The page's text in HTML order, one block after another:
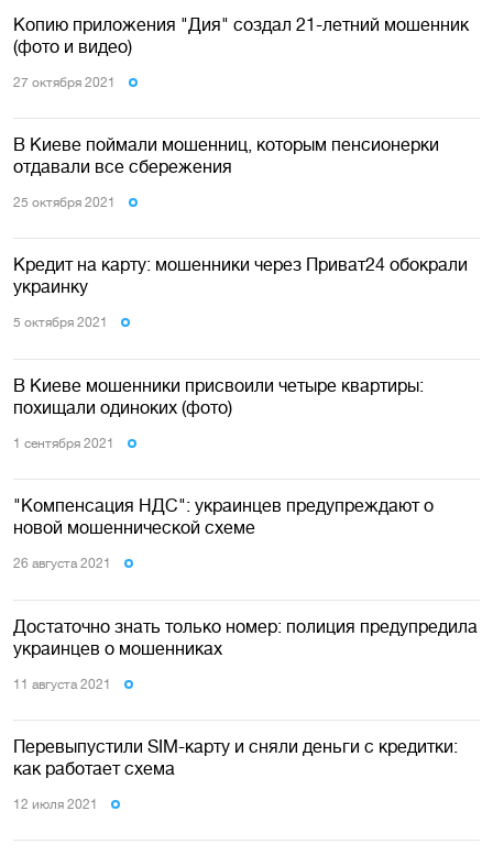
Копию приложения "Дия" создал 21-летний мошенник
(фото и видео)
27 октября 2021
В Киеве поймали мошенниц, которым пенсионерки
отдавали все сбережения
25 октября 2021
Кредит на карту: мошенники через Приват24 обокрали
украинку
5 октября 2021
В Киеве мошенники присвоили четыре квартиры:
похищали одиноких (фото)
1 сентября 2021
"Компенсация НДС": украинцев предупреждают о
новой мошеннической схеме
26 августа 2021
Достаточно знать только номер: полиция предупредила
украинцев о мошенниках
11 августа 2021
Перевыпустили SIM-карту и сняли деньги с кредитки:
как работает схема
12 июля 2021